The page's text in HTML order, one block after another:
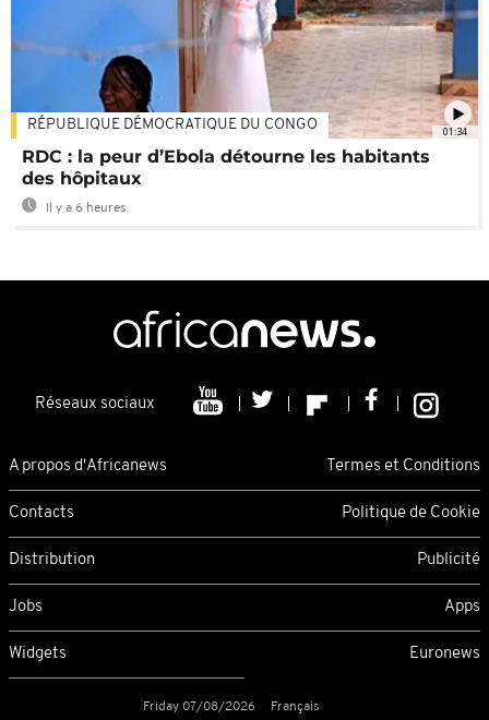
01:34
RÉPUBLIQUE DÉMOCRATIQUE DU CONGO
RDC : la peur d’Ebola détourne les habitants
des hôpitaux
Il y a 6 heures
Réseaux sociaux
A propos d'Africanews Termes et Conditions
Contacts Politique de Cookie
Distribution Publicité
Jobs Apps
Widgets Euronews
Friday 07/08/2026